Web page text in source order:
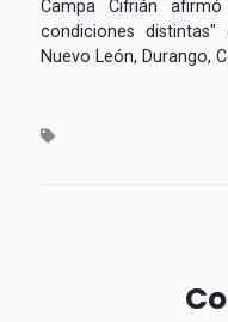
Campa Cifrián
condiciones distintas"
Nuevo León, Durango,